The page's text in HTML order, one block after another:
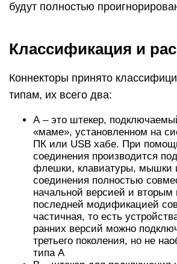
будут полностью
Классификация и
Коннекторы принято
типам, их всего два:
А – это штекер,
«маме», установленном на
ПК или USB хабе. При
соединения производится
флешки, клавиатуры, мышки
соединения полностью
начальной версией и
последней модификацией
частичная, то есть
ранних версий можно
третьего поколения, но не
типа А